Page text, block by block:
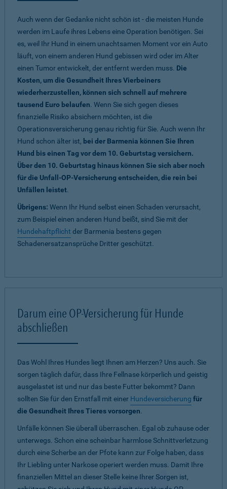
Auch wenn der Gedanke nicht schön ist - die meisten Hunde
werden im Laufe ihres Lebens eine Operation benötigen. Sei
es, weil Ihr Hund in einem unachtsamen Moment vor ein Auto
läuft, von einem anderen Hund gebissen wird oder im Alter
einen Tumor entwickelt, der entfernt werden muss. Die
Kosten, um die Gesundheit Ihres Vierbeiners
wiederherzustellen, können sich schnell auf mehrere
tausend Euro belaufen. Wenn Sie sich gegen dieses
finanzielle Risiko absichern möchten, ist die
Operationsversicherung genau richtig für Sie. Auch wenn Ihr
Hund schon älter ist, bei der Barmenia können Sie Ihren
Hund bis einen Tag vor dem 10. Geburtstag versichern.
Über den 10. Geburtstag hinaus können Sie sich aber noch
für die Unfall-OP-Versicherung entscheiden, die rein bei
Unfällen leistet.
Übrigens: Wenn Ihr Hund selbst einen Schaden verursacht,
zum Beispiel einen anderen Hund beißt, sind Sie mit der
Hundehaftpflicht der Barmenia bestens gegen
Schadenersatzansprüche Dritter geschützt.
Darum eine OP-Versicherung für Hunde
abschließen
Das Wohl Ihres Hundes liegt Ihnen am Herzen? Uns auch. Sie
sorgen täglich dafür, dass Ihre Fellnase körperlich und geistig
ausgelastet ist und nur das beste Futter bekommt? Dann
sollten Sie für den Ernstfall mit einer Hundeversicherung für
die Gesundheit Ihres Tieres vorsorgen.
Unfälle können Sie überall überraschen. Egal ob zuhause oder
unterwegs. Schon eine scheinbar harmlose Schnittverletzung
durch eine Scherbe an der Pfote kann zur Folge haben, dass
Ihr Liebling unter Narkose operiert werden muss. Damit Ihre
finanziellen Mittel an dieser Stelle keine Ihrer Sorgen ist,